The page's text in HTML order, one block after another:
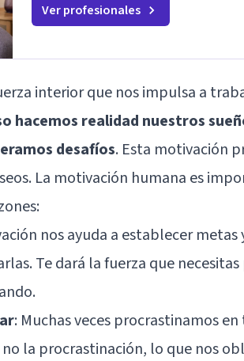
Ver profesionales
interior que nos impulsa a
hacemos realidad nuestros
desafíos. Esta motivación
La motivación humana es
nos ayuda a establecer
Te dará la fuerza que
: Muchas veces procrastinamos
la procrastinación, lo que nos